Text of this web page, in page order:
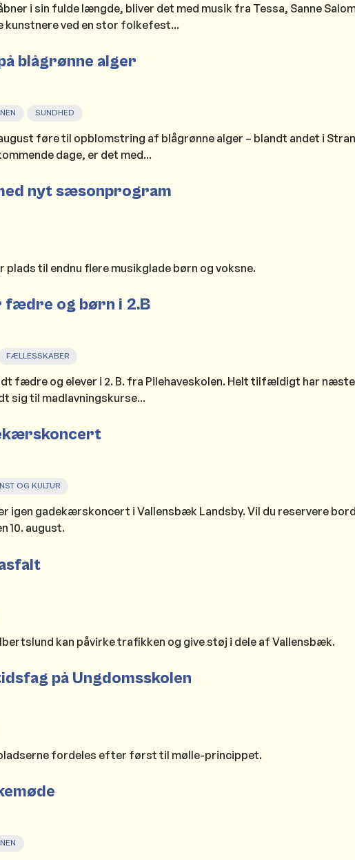
i sin fulde længde, bliver det med musik fra Tessa, Sanne
kunstnere ved en stor folkefest...
blågrønne alger
SUNDHED
føre til opblomstring af blågrønne alger – blandt andet i
dage, er det med...
nyt sæsonprogram
plads til endnu flere musikglade børn og voksne.
fædre og børn i 2.B
FÆLLESSKABER
fædre og elever i 2. B. fra Pilehaveskolen. Helt tilfældigt har
sig til madlavningskurse...
OG KULTUR
igen gadekærskoncert i Vallensbæk Landsby. Vil du reservere
10. august.
kan påvirke trafikken og give støj i dele af Vallensbæk.
på Ungdomsskolen
pladserne fordeles efter først til mølle-princippet.